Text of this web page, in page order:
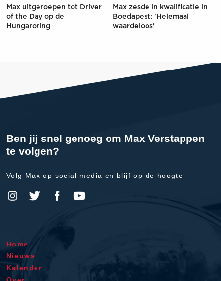
Max uitgeroepen tot Driver
of the Day op de
Hungaroring
Max zesde in kwalificatie in
Boedapest: 'Helemaal
waardeloos'
Ben jij snel genoeg om Max Verstappen
te volgen?
Volg Max op social media en blijf op de hoogte.
Home
Nieuws
Kalender
Over